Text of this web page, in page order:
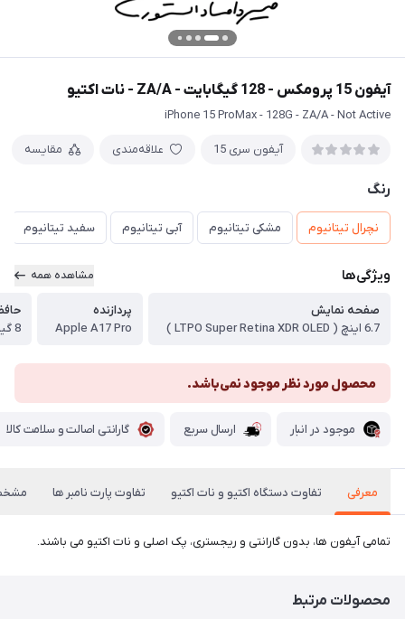
آیفون 15 پرومکس - 128 گیگابایت - ZA/A - نات اکتیو
iPhone 15 ProMax - 128G - ZA/A - Not Active
آیفون سری 15 علاقه‌مندی مقایسه
رنگ
نچرال تیتانیوم مشکی تیتانیوم آبی تیتانیوم سفید تیتانیوم
ویژگی‌ها مشاهده همه
صفحه نمایش
6.7 اینچ ( LTPO Super Retina XDR OLED )
پردازنده
Apple A17 Pro
8 گیگابایت
محصول مورد نظر موجود نمی‌باشد.
موجود در انبار ارسال سریع گارانتی اصالت و سلامت کالا
معرفی تفاوت دستگاه اکتیو و نات اکتیو تفاوت پارت نامبر ها
تمامی آیفون ها، بدون گارانتی و ریجستری، پک اصلی و نات اکتیو می باشند.
محصولات مرتبط